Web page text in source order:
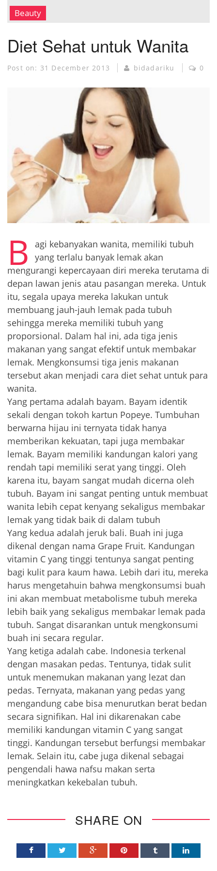
MUSEUM KANKER
Beauty
Diet Sehat untuk Wanita
Post on: 31 December 2013 bidadariku 0
B
agi kebanyakan wanita, memiliki tubuh
yang terlalu banyak lemak akan
mengurangi kepercayaan diri mereka terutama di
depan lawan jenis atau pasangan mereka. Untuk
itu, segala upaya mereka lakukan untuk
membuang jauh-jauh lemak pada tubuh
sehingga mereka memiliki tubuh yang
proporsional. Dalam hal ini, ada tiga jenis
makanan yang sangat efektif untuk membakar
lemak. Mengkonsumsi tiga jenis makanan
tersebut akan menjadi cara diet sehat untuk para
wanita.
Yang pertama adalah bayam. Bayam identik
sekali dengan tokoh kartun Popeye. Tumbuhan
berwarna hijau ini ternyata tidak hanya
memberikan kekuatan, tapi juga membakar
lemak. Bayam memiliki kandungan kalori yang
rendah tapi memiliki serat yang tinggi. Oleh
karena itu, bayam sangat mudah dicerna oleh
tubuh. Bayam ini sangat penting untuk membuat
wanita lebih cepat kenyang sekaligus membakar
lemak yang tidak baik di dalam tubuh
Yang kedua adalah jeruk bali. Buah ini juga
dikenal dengan nama Grape Fruit. Kandungan
vitamin C yang tinggi tentunya sangat penting
bagi kulit para kaum hawa. Lebih dari itu, mereka
harus mengetahuin bahwa mengkonsumsi buah
ini akan membuat metabolisme tubuh mereka
lebih baik yang sekaligus membakar lemak pada
tubuh. Sangat disarankan untuk mengkonsumi
buah ini secara regular.
Yang ketiga adalah cabe. Indonesia terkenal
dengan masakan pedas. Tentunya, tidak sulit
untuk menemukan makanan yang lezat dan
pedas. Ternyata, makanan yang pedas yang
mengandung cabe bisa menurutkan berat bedan
secara signifikan. Hal ini dikarenakan cabe
memiliki kandungan vitamin C yang sangat
tinggi. Kandungan tersebut berfungsi membakar
lemak. Selain itu, cabe juga dikenal sebagai
pengendali hawa nafsu makan serta
meningkatkan kekebalan tubuh.
SHARE ON